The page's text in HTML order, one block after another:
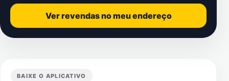
Ver revendas no meu endereço
BAIXE O APLICATIVO